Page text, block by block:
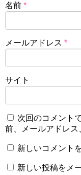
名前 *
メールアドレス *
サイト
次回のコメント
前、メールアドレス
新しいコメント
新しい投稿をメ